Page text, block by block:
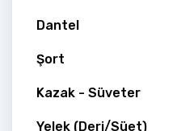
Dantel
Şort
Kazak - Süveter
Yelek (Deri/Süet)